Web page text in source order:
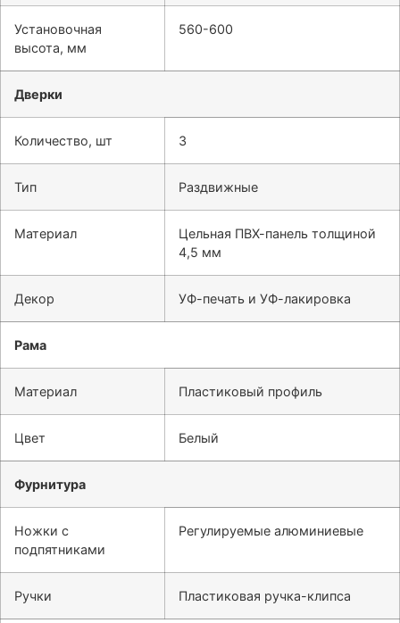
Установочная
высота, мм
560-600
Дверки
Количество, шт 3
Тип Раздвижные
Материал
Цельная ПВХ-панель толщиной
4,5 мм
Декор УФ-печать и УФ-лакировка
Рама
Материал Пластиковый профиль
Цвет Белый
Фурнитура
Ножки с
подпятниками
Регулируемые алюминиевые
Ручки Пластиковая ручка-клипса